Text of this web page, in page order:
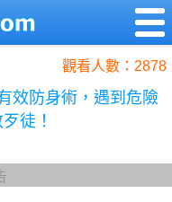
觀看人數：2878
效防身術，遇到危險
徒！